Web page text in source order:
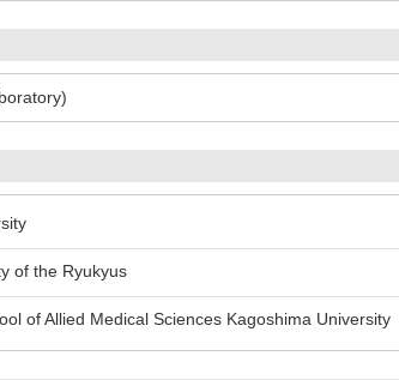
of the Ryukyus
of Allied Medical Sciences Kagoshima University